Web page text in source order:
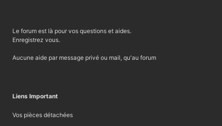
Le forum est là pour vos questions et aides.
Enregistrez vous.
Aucune aide par message privé ou mail, qu'au forum
Liens Important
Vos pièces détachées